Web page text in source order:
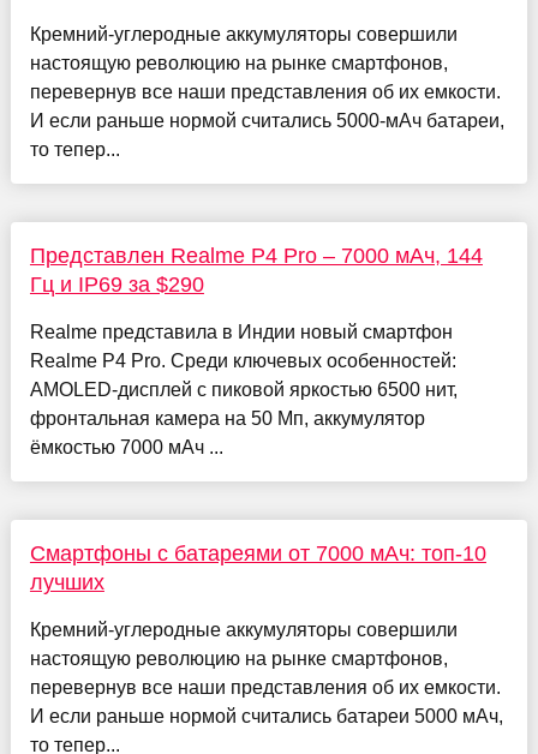
Кремний-углеродные аккумуляторы совершили
настоящую революцию на рынке смартфонов,
перевернув все наши представления об их емкости.
И если раньше нормой считались 5000-мАч батареи,
то тепер...
Представлен Realme P4 Pro – 7000 мАч, 144
Гц и IP69 за $290
Realme представила в Индии новый смартфон
Realme P4 Pro. Среди ключевых особенностей:
AMOLED-дисплей с пиковой яркостью 6500 нит,
фронтальная камера на 50 Мп, аккумулятор
ёмкостью 7000 мАч ...
Смартфоны с батареями от 7000 мАч: топ-10
лучших
Кремний-углеродные аккумуляторы совершили
настоящую революцию на рынке смартфонов,
перевернув все наши представления об их емкости.
И если раньше нормой считались батареи 5000 мАч,
то тепер...